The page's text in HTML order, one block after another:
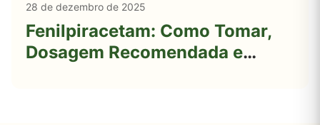
28 de dezembro de 2025
Fenilpiracetam: Como Tomar,
Dosagem Recomendada e